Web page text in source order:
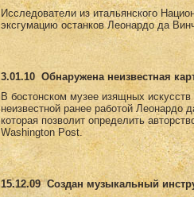
Исследователи из итальянского
эксгумацию останков Леонардо да
3.01.10 Обнаружена неизвестная
В бостонском музее изящных
неизвестной ранее работой Леонардо
которая позволит определить
Washington Post.
15.12.09 Создан музыкальный